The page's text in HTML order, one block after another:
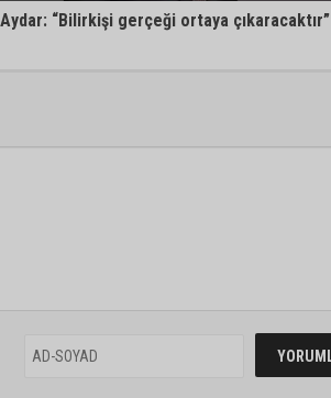
“Bilirkişi gerçeği ortaya çıkaracaktır”